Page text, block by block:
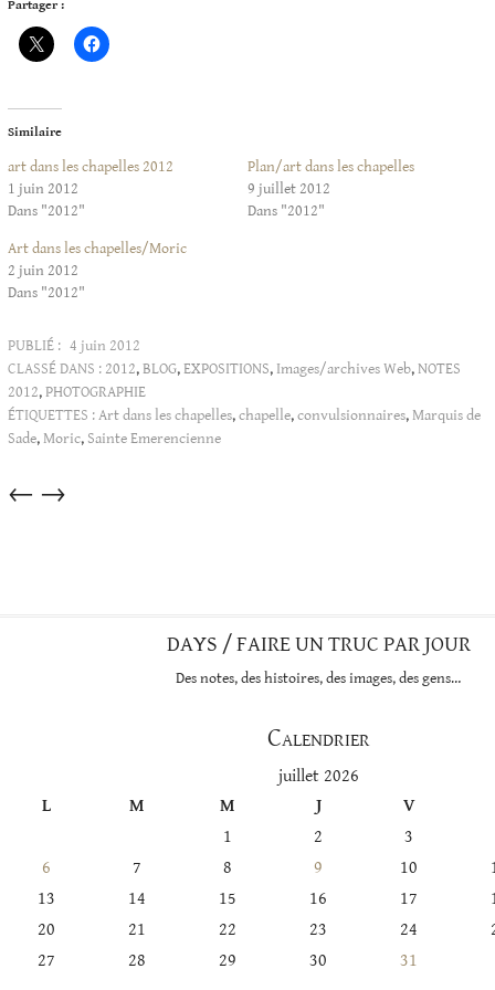
Partager :
Similaire
art dans les chapelles 2012
1 juin 2012
Dans "2012"
Plan/art dans les chapelles
9 juillet 2012
Dans "2012"
Art dans les chapelles/Moric
2 juin 2012
Dans "2012"
PUBLIÉ : 4 juin 2012
CLASSÉ DANS : 2012,BLOG,EXPOSITIONS, Images/archives Web,NOTES
2012,PHOTOGRAPHIE
ÉTIQUETTES :Art dans les chapelles,chapelle,convulsionnaires,Marquis de
Sade,Moric, Sainte Emerencienne
Articles
→
←
DAYS / FAIRE UN TRUC PAR JOUR
Des notes, des histoires, des images, des gens…
Calendrier
juillet 2026
L
M M J
V
1
2
3
6
7 8 9 10
13
14 15 16 17
20
21 22 23 24
27
28 29 30 31